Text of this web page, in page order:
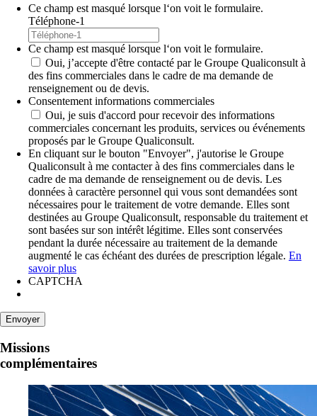
Ce champ est masqué lorsque l‘on voit le formulaire.
Téléphone-1
Ce champ est masqué lorsque l‘on voit le formulaire.
Oui, j’accepte d'être contacté par le Groupe Qualiconsult à
des fins commerciales dans le cadre de ma demande de
renseignement ou de devis.
Consentement informations commerciales
Oui, je suis d'accord pour recevoir des informations
commerciales concernant les produits, services ou événements
proposés par le Groupe Qualiconsult.
En cliquant sur le bouton "Envoyer", j'autorise le Groupe
Qualiconsult à me contacter à des fins commerciales dans le
cadre de ma demande de renseignement ou de devis. Les
données à caractère personnel qui vous sont demandées sont
nécessaires pour le traitement de votre demande. Elles sont
destinées au Groupe Qualiconsult, responsable du traitement et
sont basées sur son intérêt légitime. Elles sont conservées
pendant la durée nécessaire au traitement de la demande
augmenté le cas échéant des durées de prescription légale. En
savoir plus
CAPTCHA
Missions
complémentaires